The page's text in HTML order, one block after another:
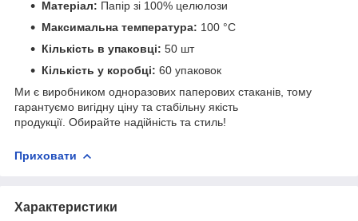
Матеріал: Папір зі 100% целюлози
Максимальна температура: 100 °C
Кількість в упаковці: 50 шт
Кількість у коробці: 60 упаковок
Ми є виробником одноразових паперових стаканів, тому
гарантуємо вигідну ціну та стабільну якість
продукції. Обирайте надійність та стиль!
Приховати
Характеристики